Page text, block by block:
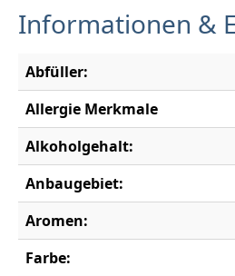
Informationen &
Abfüller:
Allergie Merkmale
Alkoholgehalt:
Anbaugebiet:
Aromen:
Farbe: